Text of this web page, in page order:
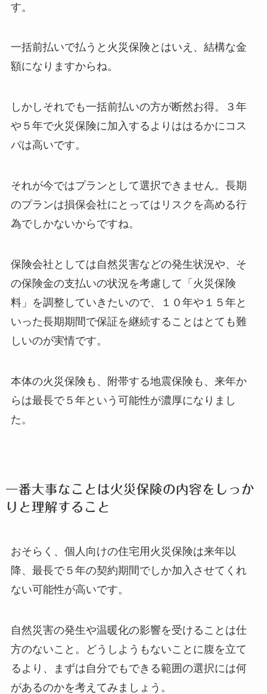
す。
一括前払いで払うと火災保険とはいえ、結構な金
額になりますからね。
しかしそれでも一括前払いの方が断然お得。３年
や５年で火災保険に加入するよりははるかにコス
パは高いです。
それが今ではプランとして選択できません。長期
のプランは損保会社にとってはリスクを高める行
為でしかないからですね。
保険会社としては自然災害などの発生状況や、そ
の保険金の支払いの状況を考慮して「火災保険
料」を調整していきたいので、１０年や１５年と
いった長期期間で保証を継続することはとても難
しいのが実情です。
本体の火災保険も、附帯する地震保険も、来年か
らは最長で５年という可能性が濃厚になりまし
た。
一番大事なことは火災保険の内容をしっか
りと理解すること
おそらく、個人向けの住宅用火災保険は来年以
降、最長で５年の契約期間でしか加入させてくれ
ない可能性が高いです。
自然災害の発生や温暖化の影響を受けることは仕
方のないこと。どうしようもないことに腹を立て
るより、まずは自分でもできる範囲の選択には何
があるのかを考えてみましょう。